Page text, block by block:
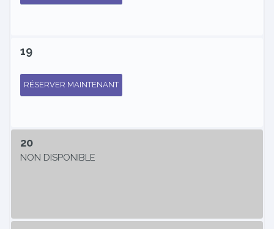
19
RÉSERVER MAINTENANT
20
NON DISPONIBLE